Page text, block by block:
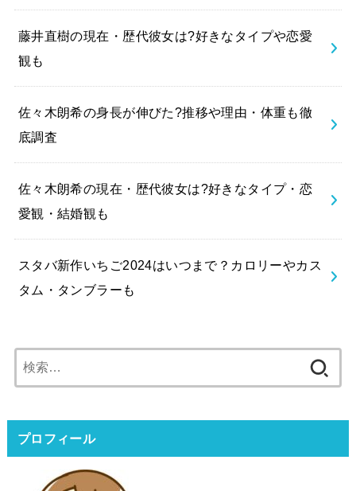
藤井直樹の現在・歴代彼女は?好きなタイプや恋愛
観も
佐々木朗希の身長が伸びた?推移や理由・体重も徹
底調査
佐々木朗希の現在・歴代彼女は?好きなタイプ・恋
愛観・結婚観も
スタバ新作いちご2024はいつまで？カロリーやカス
タム・タンブラーも
索:
プロフィール